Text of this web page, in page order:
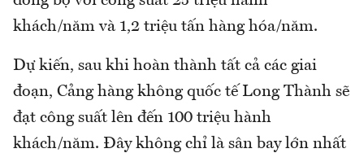
khách/năm và 1,2 triệu tấn hàng hóa/năm.
Dự kiến, sau khi hoàn thành tất cả các giai
đoạn, Cảng hàng không quốc tế Long Thành sẽ
đạt công suất lên đến 100 triệu hành
khách/năm. Đây không chỉ là sân bay lớn nhất